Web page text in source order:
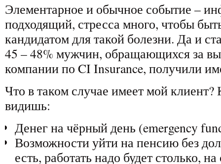
Элементарное и обычное событие –
подходящий, стресса много, чтобы
кандидатом для такой болезни. Да и
45 – 48% мужчин, обращающихся за
компании по CI Insurance, получили
Что в таком случае имеет мой
видишь:
Денег на чёрный день (emergency
Возможности уйти на пенсию без
есть, работать надо будет столько,